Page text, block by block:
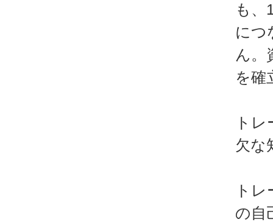
も、
につ
ん。
を確
ト
欠な
ト
の自